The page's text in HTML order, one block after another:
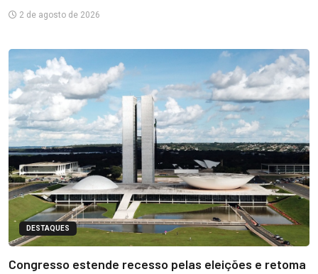
2 de agosto de 2026
DESTAQUES
Congresso estende recesso pelas eleições e retoma